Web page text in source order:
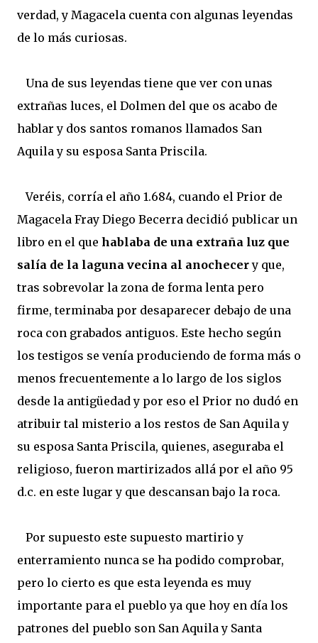
verdad, y Magacela cuenta con algunas leyendas
de lo más curiosas.
Una de sus leyendas tiene que ver con unas
extrañas luces, el Dolmen del que os acabo de
hablar y dos santos romanos llamados San
Aquila y su esposa Santa Priscila.
Veréis, corría el año 1.684, cuando el Prior de
Magacela Fray Diego Becerra decidió publicar un
libro en el que hablaba de una extraña luz que
salía de la laguna vecina al anochecery que,
tras sobrevolar la zona de forma lenta pero
firme, terminaba por desaparecer debajo de una
roca con grabados antiguos. Este hecho según
los testigos se venía produciendo de forma más o
menos frecuentemente a lo largo de los siglos
desde la antigüedad y por eso el Prior no dudó en
atribuir tal misterio a los restos de San Aquila y
su esposa Santa Priscila, quienes, aseguraba el
religioso, fueron martirizados allá por el año 95
d.c. en este lugar y que descansan bajo la roca.
Por supuesto este supuesto martirio y
enterramiento nunca se ha podido comprobar,
pero lo cierto es que esta leyenda es muy
importante para el pueblo ya que hoy en día los
patrones del pueblo son San Aquila y Santa